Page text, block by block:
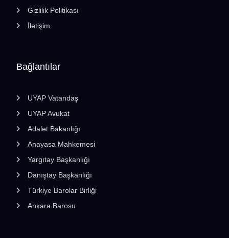
Bağlantılar
UYAP Vatandaş
UYAP Avukat
Adalet Bakanlığı
Anayasa Mahkemesi
Yargıtay Başkanlığı
Danıştay Başkanlığı
Türkiye Barolar Birliği
Ankara Barosu
Gizlilik Politikası
İletişim